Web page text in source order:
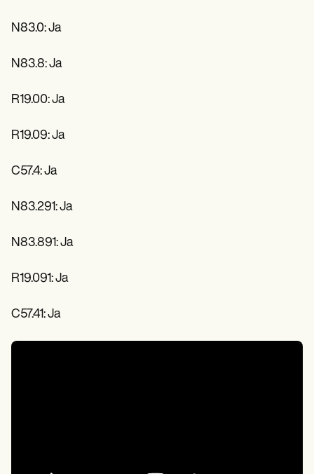
N83.0: Ja
N83.8: Ja
R19.00: Ja
R19.09: Ja
C57.4: Ja
N83.291: Ja
N83.891: Ja
R19.091: Ja
C57.41: Ja